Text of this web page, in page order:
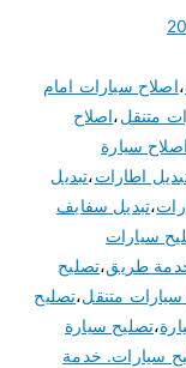
،اصلاح سيارات امام
متنقل،اصلاح
اصلاح سيارة
اطارات،تبديل
،تبديل سفايف
سيارات
طريق،تصليح
سيارات متنقل،تصليح
،تصليح سيارة
سيارات. خدمة